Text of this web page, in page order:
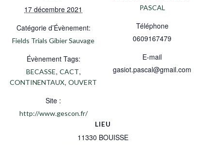
17 décembre 2021
Catégorie d’Évènement:
Fields Trials Gibier Sauvage
Évènement Tags:
BECASSE, CACT,
CONTINENTAUX, OUVERT
Site :
http://www.gescon.fr/
LIEU
11330 BOUISSE
PASCAL
Téléphone
0609167479
E-mail
gasiot.pascal@gmail.com